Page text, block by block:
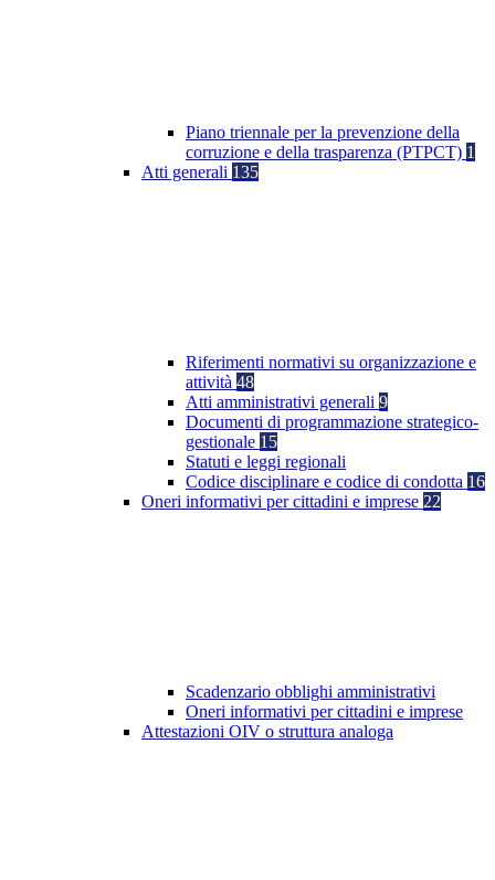
Piano triennale per la prevenzione della
corruzione e della trasparenza (PTPCT) 1
Atti generali 135
Riferimenti normativi su organizzazione e
attività 48
Atti amministrativi generali 9
Documenti di programmazione strategico-
gestionale 15
Statuti e leggi regionali
Codice disciplinare e codice di condotta 16
Oneri informativi per cittadini e imprese 22
Scadenzario obblighi amministrativi
Oneri informativi per cittadini e imprese
Attestazioni OIV o struttura analoga